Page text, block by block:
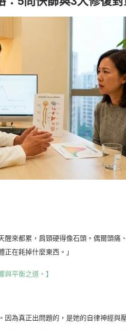
醒來都累，肩頸硬得像石頭。偶爾頭
在耗掉什麼東西。」
與平衡之道。】
因為真正出問題的，是她的自律神經與